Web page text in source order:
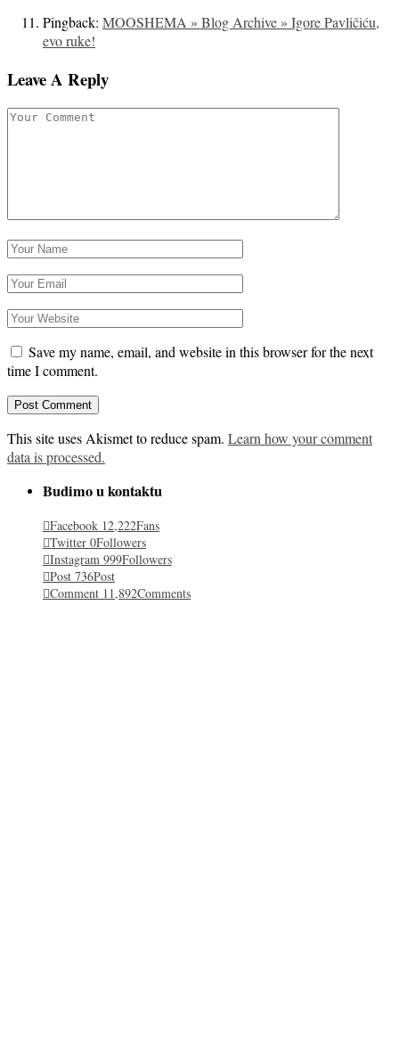
Pingback: MOOSHEMA » Blog Archive » Igore Pavličiću,
evo ruke!
Leave A Reply
Save my name, email, and website in this browser for the next
time I comment.
This site uses Akismet to reduce spam. Learn how your comment
data is processed.
Budimo u kontaktu
Facebook 12,222Fans
Twitter 0Followers
Instagram 999Followers
Post 736Post
Comment 11,892Comments